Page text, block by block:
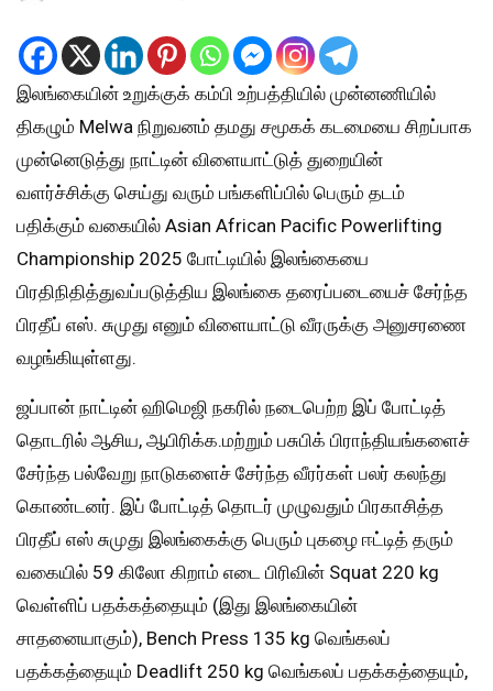
இலங்கையின் உறுக்குக் கம்பி உற்பத்தியில் முன்னணியில்
திகழும் Melwa நிறுவனம் தமது சமூகக் கடமையை சிறப்பாக
முன்னெடுத்து நாட்டின் விளையாட்டுத் துறையின்
வளர்ச்சிக்கு செய்து வரும் பங்களிப்பில் பெரும் தடம்
பதிக்கும் வகையில் Asian African Pacific Powerlifting
Championship 2025 போட்டியில் இலங்கையை
பிரதிநிதித்துவப்படுத்திய இலங்கை தரைப்படையைச் சேர்ந்த
பிரதீப் எஸ். சுமுது எனும் விளையாட்டு வீரருக்கு அனுசரணை
வழங்கியுள்ளது.
ஜப்பான் நாட்டின் ஹிமெஜி நகரில் நடைபெற்ற இப் போட்டித்
தொடரில் ஆசிய, ஆபிரிக்க.மற்றும் பசுபிக் பிராந்தியங்களைச்
சேர்ந்த பல்வேறு நாடுகளைச் சேர்ந்த வீரர்கள் பலர் கலந்து
கொண்டனர். இப் போட்டித் தொடர் முழுவதும் பிரகாசித்த
பிரதீப் எஸ் சுமுது இலங்கைக்கு பெரும் புகழை ஈட்டித் தரும்
வகையில் 59 கிலோ கிறாம் எடை பிரிவின் Squat 220 kg
வெள்ளிப் பதக்கத்தையும் (இது இலங்கையின்
சாதனையாகும்), Bench Press 135 kg வெங்கலப்
பதக்கத்தையும் Deadlift 250 kg வெங்கலப் பதக்கத்தையும்,